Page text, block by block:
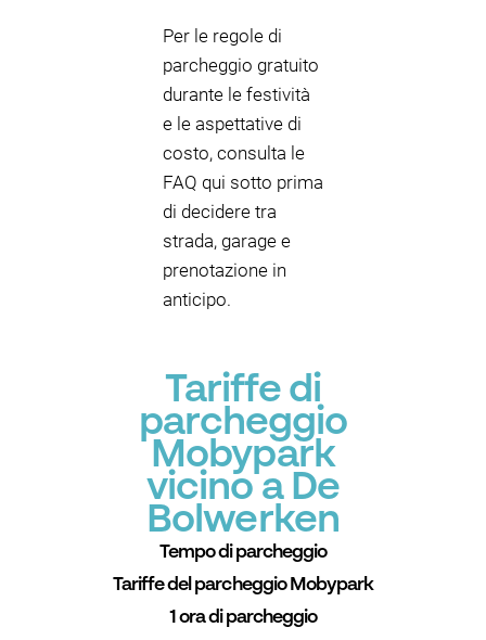
Per le regole di
parcheggio gratuito
durante le festività
e le aspettative di
costo, consulta le
FAQ qui sotto prima
di decidere tra
strada, garage e
prenotazione in
anticipo.
Tariffe di
parcheggio
Mobypark
vicino a De
Bolwerken
Tempo di parcheggio
Tariffe del parcheggio Mobypark
1 ora di parcheggio